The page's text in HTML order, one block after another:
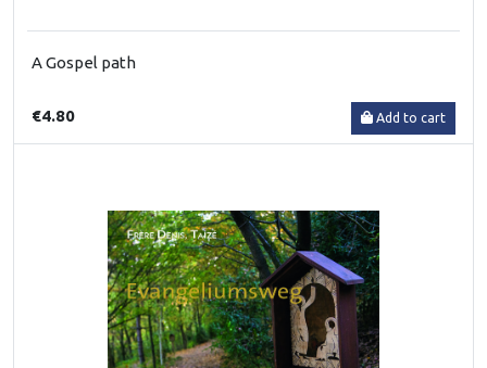
A Gospel path
€4.80 Add to cart